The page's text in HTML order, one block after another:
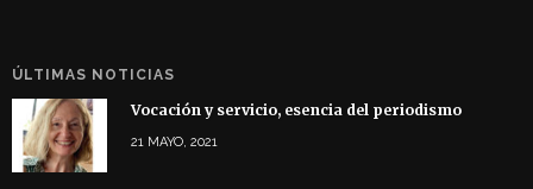
ÚLTIMAS NOTICIAS
Vocación y servicio, esencia del periodismo
21 MAYO, 2021